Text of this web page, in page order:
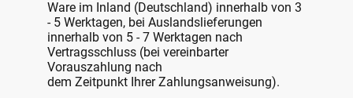
Ware im Inland (Deutschland) innerhalb von 3
- 5 Werktagen, bei Auslandslieferungen
innerhalb von 5 - 7 Werktagen nach
Vertragsschluss (bei vereinbarter
Vorauszahlung nach
dem Zeitpunkt Ihrer Zahlungsanweisung).